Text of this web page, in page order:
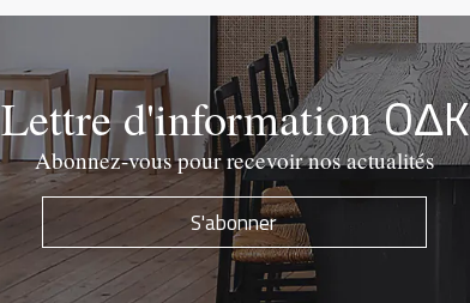
Lettre d'informationOΔK
Abonnez-vous pour recevoir nos actualités
S'abonner